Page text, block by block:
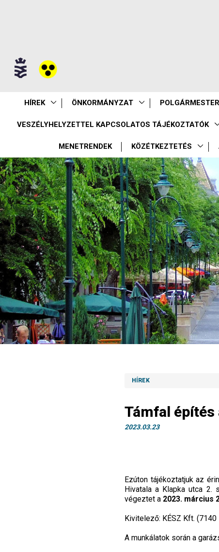
HÍREK ÖNKORMÁNYZAT
VESZÉLYHELYZETTEL KAPCSOLATOS TÁJÉKOZTATÓK
MENETRENDEK KÖZÉTKEZTETÉS
HÍREK
Támfal építés
2023.03.23
Ezúton tájékoztatjuk az
Hivatala a Klapka utca 2.
végeztet a 2023. március
Kivitelező: KÉSZ Kft.
A munkálatok során a